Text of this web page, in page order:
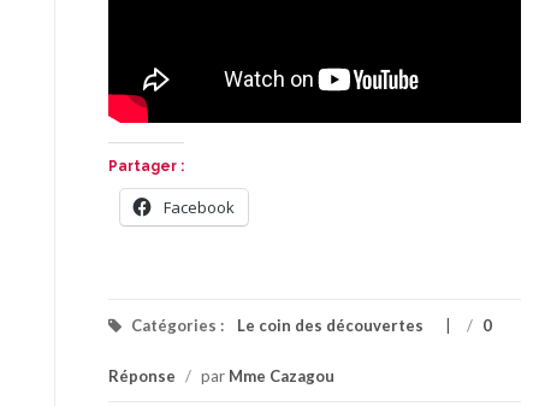
Partager :
Facebook
Catégories : Le coin des découvertes / 0
Réponse / par Mme Cazagou